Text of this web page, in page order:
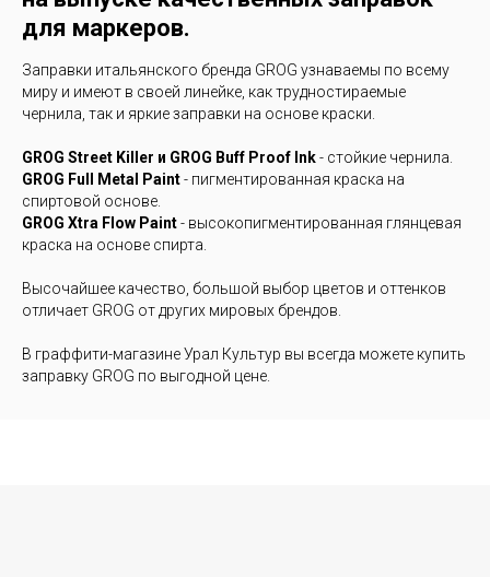
для маркеров.
Заправки итальянского бренда GROG узнаваемы по всему
миру и имеют в своей линейке, как трудностираемые
чернила, так и яркие заправки на основе краски.
GROG Street Killer и GROG Buff Proof Ink- стойкие чернила.
GROG Full Metal Paint- пигментированная краска на
спиртовой основе.
GROG Xtra Flow Paint- высокопигментированная глянцевая
краска на основе спирта.
Высочайшее качество, большой выбор цветов и оттенков
отличает GROG от других мировых брендов.
В граффити-магазине Урал Культур вы всегда можете купить
заправку GROG по выгодной цене.